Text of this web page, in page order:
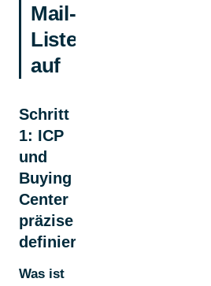
Mail-
Liste
auf
Schritt
1: ICP
und
Buying
Center
präzise
definieren
Was ist